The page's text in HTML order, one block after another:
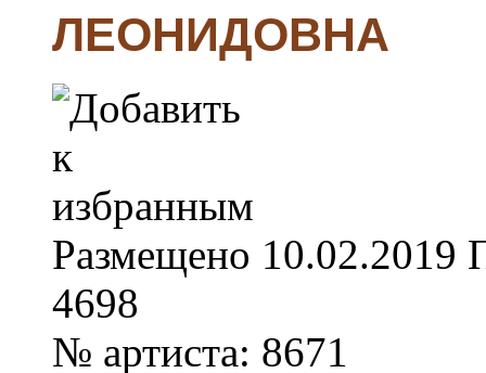
ЛЕОНИДОВНА
Размещено 10.02.2019
4698
№ артиста: 8671